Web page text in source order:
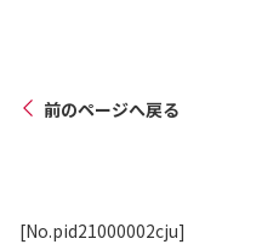
前のページへ戻る
[No.pid21000002cju]